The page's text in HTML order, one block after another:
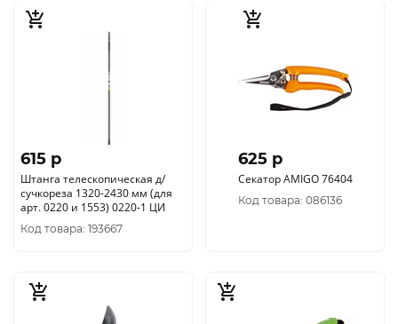
615 p
Штанга телескопическая д/
сучкореза 1320-2430 мм (для
арт. 0220 и 1553) 0220-1 ЦИ
Код товара: 193667
625 p
Секатор AMIGO 76404
Код товара: 086136